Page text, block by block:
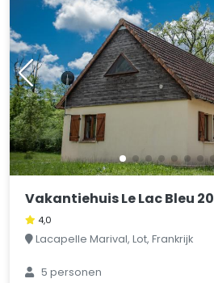
Vakantiehuis Le Lac Bleu 20
4,0
Lacapelle Marival, Lot, Frankrijk
5 personen